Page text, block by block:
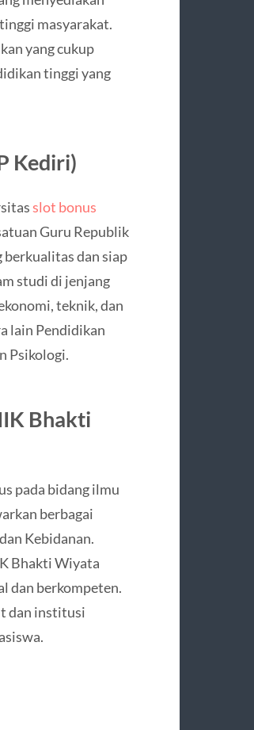
masyarakat.
yang cukup
tinggi yang
Kediri)
slot bonus
Guru Republik
berkualitas dan siap
studi di jenjang
teknik, dan
lain Pendidikan
Psikologi.
Bhakti
pada bidang ilmu
berbagai
Kebidanan.
Bhakti Wiyata
dan berkompeten.
dan institusi